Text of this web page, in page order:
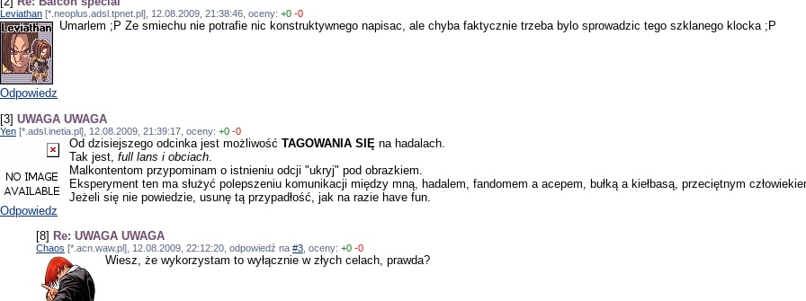
Leviathan [*.neoplus.adsl.tpnet.pl], 12.08.2009, 21:38:46, oceny: +0 -0
Umarlem ;P Ze smiechu nie potrafie nic konstruktywnego napisac, ale chyba faktycznie trzeba bylo sprowadzic tego szklanego klocka ;P
Odpowiedz
[3] UWAGA UWAGA
Yen [*.adsl.inetia.pl], 12.08.2009, 21:39:17, oceny: +0 -0
Od dzisiejszego odcinka jest możliwość TAGOWANIA SIĘ na hadalach.
Tak jest, full lans i obciach.
Malkontentom przypominam o istnieniu odcji "ukryj" pod obrazkiem.
Eksperyment ten ma służyć polepszeniu komunikacji między mną, hadalem, fandomem a acepem, bułką a kiełbasą, przeciętnym
Jeżeli się nie powiedzie, usunę tą przypadłość, jak na razie have fun.
Odpowiedz
[8] Re: UWAGA UWAGA
Chaos [*.acn.waw.pl], 12.08.2009, 22:12:20, odpowiedź na #3 , oceny: +0 -0
Wiesz, że wykorzystam to wyłącznie w złych celach, prawda?